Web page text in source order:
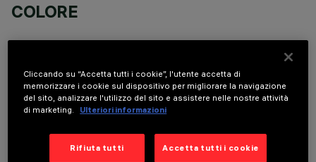
COLORE
DATI TECNICI
ULTIMO AGGIORNAMENTO: 06/08/2026
Cliccando su “Accetta tutti i cookie”, l'utente accetta di
memorizzare i cookie sul dispositivo per migliorare la navigazione
del sito, analizzare l'utilizzo del sito e assistere nelle nostre attività
di marketing.
Ulteriori informazioni
Rifiuta tutti Accetta tutti i cookie